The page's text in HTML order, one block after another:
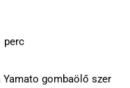
perc
gombaölő szer